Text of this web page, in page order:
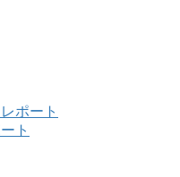
ポート
ト